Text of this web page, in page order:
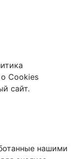
Cookies
сайт.
нашими